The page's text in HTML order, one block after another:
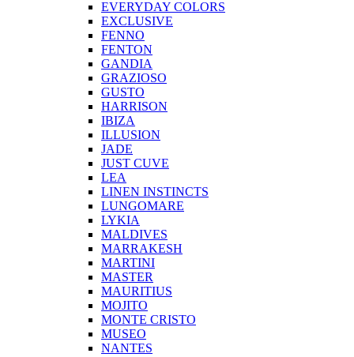
EVERYDAY COLORS
EXCLUSIVE
FENNO
FENTON
GANDIA
GRAZIOSO
GUSTO
HARRISON
IBIZA
ILLUSION
JADE
JUST CUVE
LEA
LINEN INSTINCTS
LUNGOMARE
LYKIA
MALDIVES
MARRAKESH
MARTINI
MASTER
MAURITIUS
MOJITO
MONTE CRISTO
MUSEO
NANTES